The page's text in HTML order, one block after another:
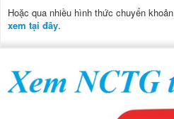
Hoặc qua nhiều hình thức chuyển
xem tại đây.